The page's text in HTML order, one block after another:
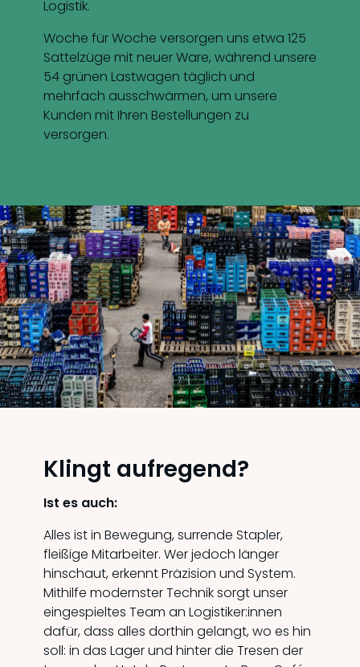
Logistik.
Woche für Woche versorgen uns etwa 125
Sattelzüge mit neuer Ware, während unsere
54 grünen Last­wagen täglich und
mehrfach aus­schwärmen, um unsere
Kunden mit Ihren Bestellungen zu
versorgen.
Klingt aufregend?
Ist es auch:
Alles ist in Bewegung, surrende Stapler,
fleißige Mitarbeiter. Wer jedoch länger
hinschaut, erkennt Präzision und System.
Mithilfe modernster Technik sorgt unser
eingespieltes Team an Logistiker:innen
dafür, dass alles dorthin gelangt, wo es hin
soll: in das Lager und hinter die Tresen der